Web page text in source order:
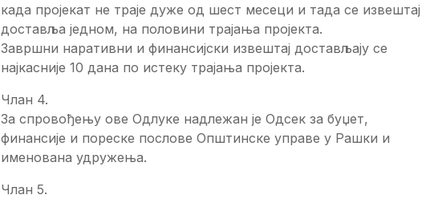
када пројекат не траје дуже од шест месеци и тада се извештај
доставља једном, на половини трајања пројекта.
Завршни наративни и финансијски извештај достављају се
најкасније 10 дана по истеку трајања пројекта.
Члан 4.
За спровођењу ове Одлуке надлежан је Одсек за буџет,
финансије и пореске послове Општинске управе у Рашки и
именована удружења.
Члан 5.